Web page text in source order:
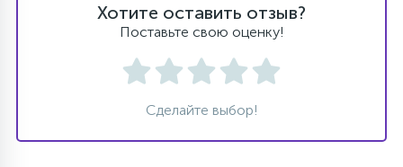
Хотите оставить отзыв?
Поставьте свою оценку!
Сделайте выбор!